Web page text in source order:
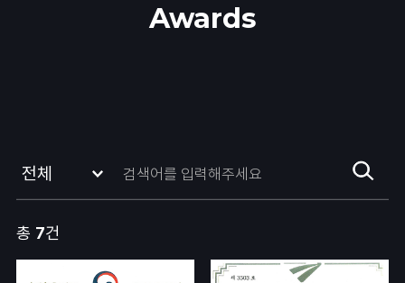
Awards
총 7건